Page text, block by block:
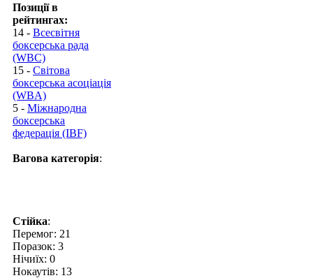
Позиції в
рейтингах:
14 - Всесвітня
боксерська рада
(WBC)
15 - Світова
боксерська асоціація
(WBA)
5 - Міжнародна
боксерська
федерація (IBF)
Вагова категорія:
Стійка:
Перемог: 21
Поразок: 3
Нічиїх: 0
Нокаутів: 13